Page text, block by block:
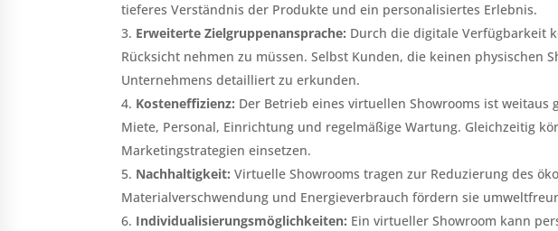
tieferes Verständnis der Produkte und ein personalisiertes Erlebnis.
Erweiterte Zielgruppenansprache: Durch die digitale Verfügbarkeit
Rücksicht nehmen zu müssen. Selbst Kunden, die keinen
Unternehmens detailliert zu erkunden.
Kosteneffizienz: Der Betrieb eines virtuellen Showrooms ist
Miete, Personal, Einrichtung und regelmäßige Wartung. Gleichzeitig
Marketingstrategien einsetzen.
Nachhaltigkeit: Virtuelle Showrooms tragen zur Reduzierung des
Materialverschwendung und Energieverbrauch fördern sie
Individualisierungsmöglichkeiten: Ein virtueller Showroom kann